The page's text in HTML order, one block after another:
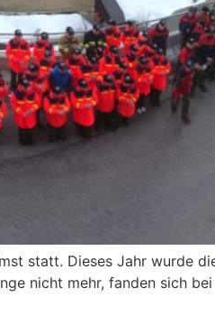
statt. Dieses Jahr wurde
nicht mehr, fanden sich